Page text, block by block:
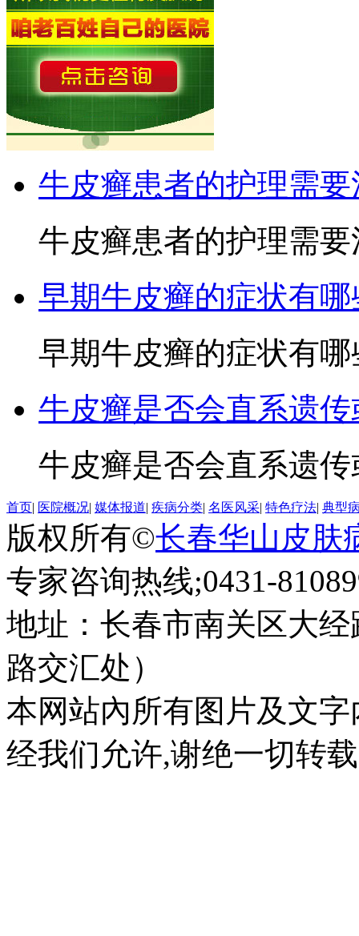
牛皮癣患者的护理需要
牛皮癣患者的护理需
早期牛皮癣的症状有哪
早期牛皮癣的症状有
牛皮癣是否会直系遗传
牛皮癣是否会直系遗
首页| 医院概况| 媒体报道| 疾病分类| 名医风采| 特色疗法| 典型
版权所有©长春华山皮肤
专家咨询热线;0431-
地址：长春市南关区大
路交汇处）
本网站內所有图片及文
经我们允许,谢绝一切转载